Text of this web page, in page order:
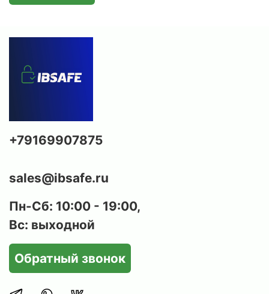
+79169907875
sales@ibsafe.ru
Пн-Сб: 10:00 - 19:00,
Вс: выходной
Обратный звонок